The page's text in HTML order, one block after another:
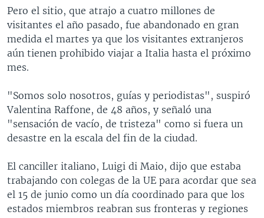
Pero el sitio, que atrajo a cuatro millones de
visitantes el año pasado, fue abandonado en gran
medida el martes ya que los visitantes extranjeros
aún tienen prohibido viajar a Italia hasta el próximo
mes.
"Somos solo nosotros, guías y periodistas", suspiró
Valentina Raffone, de 48 años, y señaló una
"sensación de vacío, de tristeza" como si fuera un
desastre en la escala del fin de la ciudad.
El canciller italiano, Luigi di Maio, dijo que estaba
trabajando con colegas de la UE para acordar que sea
el 15 de junio como un día coordinado para que los
estados miembros reabran sus fronteras y regiones